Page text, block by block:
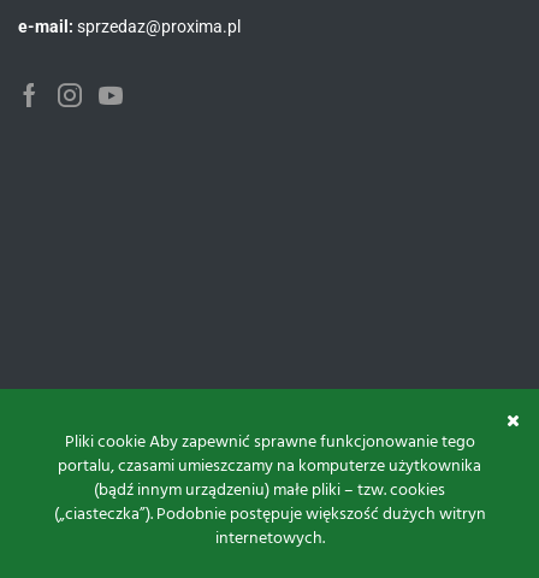
e-mail: sprzedaz@proxima.pl
FacebookInstagramYoutube
Pliki cookie Aby zapewnić sprawne funkcjonowanie tego
portalu, czasami umieszczamy na komputerze użytkownika
(bądź innym urządzeniu) małe pliki – tzw. cookies
(„ciasteczka”). Podobnie postępuje większość dużych witryn
internetowych.